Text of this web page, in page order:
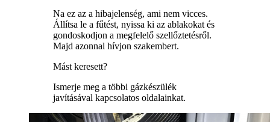
Na ez az a hibajelenség, ami nem vicces.
Állítsa le a fűtést, nyissa ki az ablakokat és
gondoskodjon a megfelelő szellőztetésről.
Majd azonnal hívjon szakembert.
Mást keresett?
Ismerje meg a többi gázkészülék
javításával kapcsolatos oldalainkat.